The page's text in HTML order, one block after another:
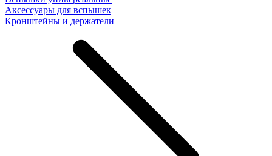
Аксесcуары для вспышек
Кронштейны и держатели